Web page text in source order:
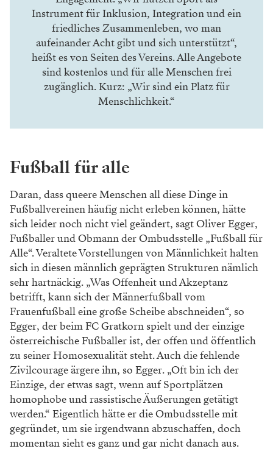
Instrument für Inklusion, Integration und ein
friedliches Zusammenleben, wo man
aufeinander Acht gibt und sich unterstützt“,
heißt es von Seiten des Vereins. Alle Angebote
sind kostenlos und für alle Menschen frei
zugänglich. Kurz: „Wir sind ein Platz für
Menschlichkeit.“
Fußball für alle
Daran, dass queere Menschen all dieseDinge in
Fußballvereinen häufig nichterleben können, hätte
sich leider nochnicht viel geändert, sagt Oliver Egger,
Fußballer und Obmann der Ombudsstelle „Fußball für
Alle“. Veraltete Vorstellungen von Männlichkeit halten
sichin diesen männlich geprägten Strukturennämlich
sehr hartnäckig. „Was Offenheitund Akzeptanz
betrifft, kann sich derMännerfußball vom
Frauenfußball einegroße Scheibe abschneiden“, so
Egger, derbeim FC Gratkorn spielt und der einzige
österreichische Fußballer ist, der offenund öffentlich
zu seiner Homosexualität steht. Auch die fehlende
Zivilcourageärgere ihn, so Egger. „Oft bin ich der
Einzige, der etwas sagt, wenn auf Sportplätzen
homophobe und rassistische Äußerungen getätigt
werden.“ Eigentlichhätte er die Ombudsstelle mit
gegründet, um sie irgendwann abzuschaffen, doch
momentan sieht es ganz und gar nichtdanach aus.